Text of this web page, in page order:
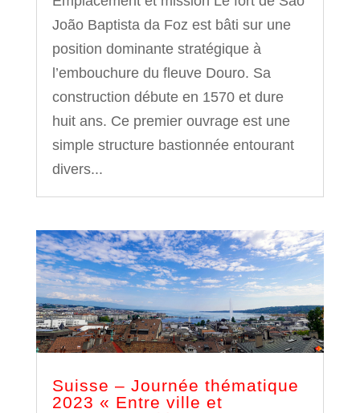
João Baptista da Foz est bâti sur une
position dominante stratégique à
l’embouchure du fleuve Douro. Sa
construction débute en 1570 et dure
huit ans. Ce premier ouvrage est une
simple structure bastionnée entourant
divers...
Suisse – Journée thématique
2023 « Entre ville et